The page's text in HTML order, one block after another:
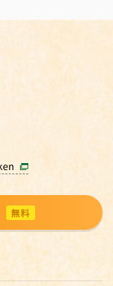
無料